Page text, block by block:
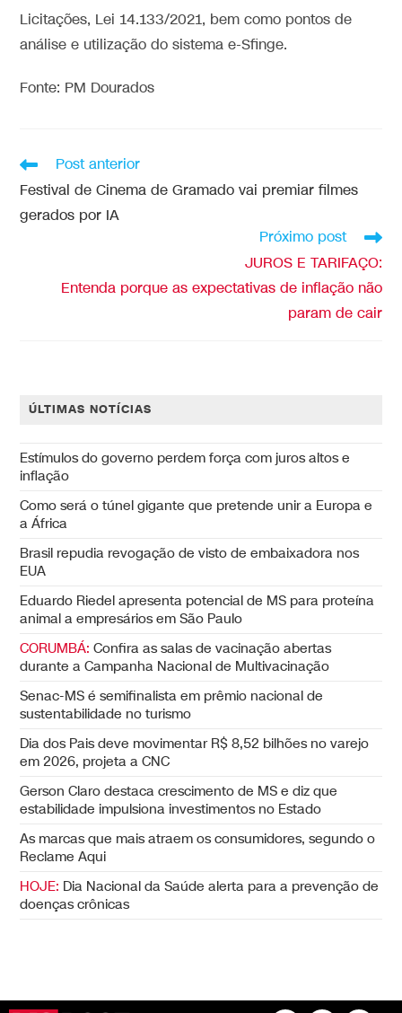
Licitações, Lei 14.133/2021, bem como pontos de
análise e utilização do sistema e-Sfinge.
Fonte: PM Dourados
Post anterior
Festival de Cinema de Gramado vai premiar filmes
gerados por IA
Próximo post
JUROS E TARIFAÇO:
Entenda porque as expectativas de inflação não
param de cair
ÚLTIMAS NOTÍCIAS
Estímulos do governo perdem força com juros altos e
inflação
Como será o túnel gigante que pretende unir a Europa e
a África
Brasil repudia revogação de visto de embaixadora nos
EUA
Eduardo Riedel apresenta potencial de MS para proteína
animal a empresários em São Paulo
CORUMBÁ: Confira as salas de vacinação abertas
durante a Campanha Nacional de Multivacinação
Senac-MS é semifinalista em prêmio nacional de
sustentabilidade no turismo
Dia dos Pais deve movimentar R$ 8,52 bilhões no varejo
em 2026, projeta a CNC
Gerson Claro destaca crescimento de MS e diz que
estabilidade impulsiona investimentos no Estado
As marcas que mais atraem os consumidores, segundo o
Reclame Aqui
HOJE: Dia Nacional da Saúde alerta para a prevenção de
doenças crônicas